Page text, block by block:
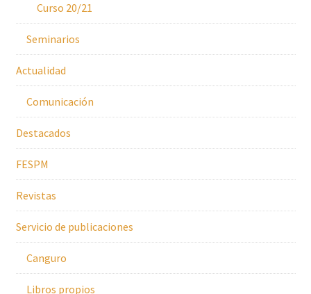
Curso 20/21
Seminarios
Actualidad
Comunicación
Destacados
FESPM
Revistas
Servicio de publicaciones
Canguro
Libros propios